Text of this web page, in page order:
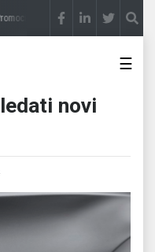
potencijal pretvara u destinaciju
☰
novi